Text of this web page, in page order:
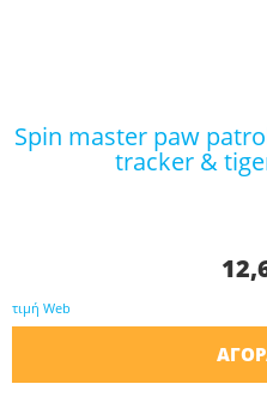
spin master paw patrol: jungle pups – chase,
tracker &
τιμή Web